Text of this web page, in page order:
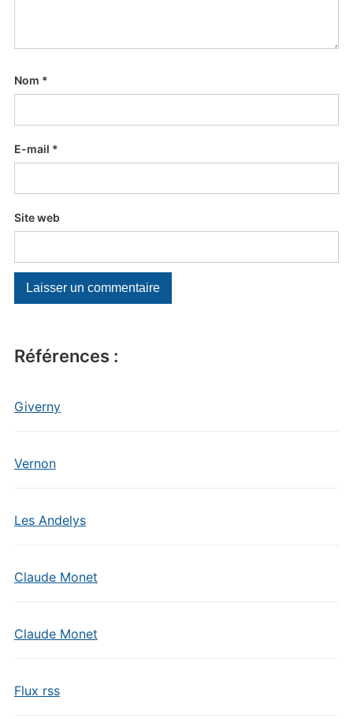
Références :
Giverny
Vernon
Les Andelys
Claude Monet
Claude Monet
Flux rss
Nom *
E-mail *
Site web